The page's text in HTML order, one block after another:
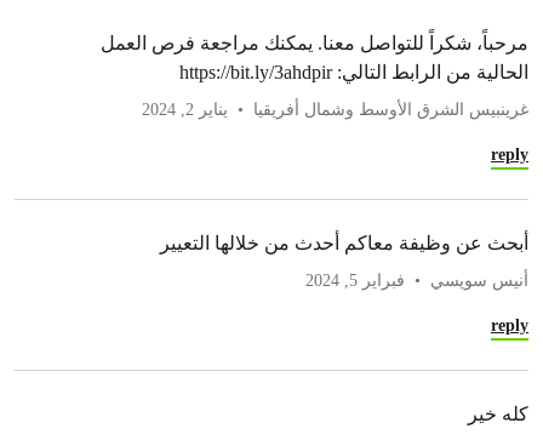
مرحباً، شكراً للتواصل معنا. يمكنك مراجعة فرص العمل
الحالية من الرابط التالي: https://bit.ly/3ahdpir
غرينبيس الشرق الأوسط وشمال أفريقيا يناير 2, 2024
reply
أبحث عن وظيفة معاكم أحدث من خلالها التعيير
أنيس سويسي فبراير 5, 2024
reply
كله خير